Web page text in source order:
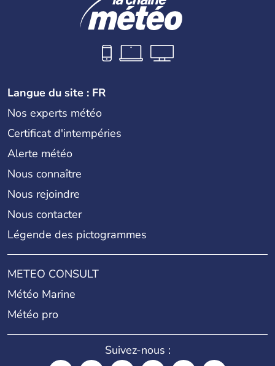
Langue du site : FR
Nos experts météo
Certificat d'intempéries
Alerte météo
Nous connaître
Nous rejoindre
Nous contacter
Légende des pictogrammes
METEO CONSULT
Météo Marine
Météo pro
Suivez-nous :